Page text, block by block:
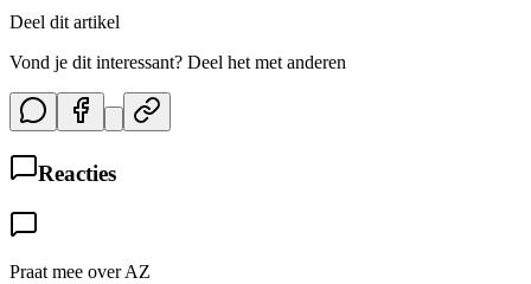
Deel dit artikel
Vond je dit interessant? Deel het met anderen
Reacties
Praat mee over AZ